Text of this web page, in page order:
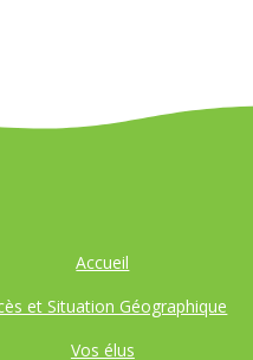
Accueil
et Situation Géographique
Vos élus